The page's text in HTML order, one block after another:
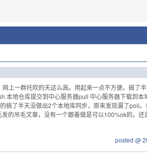
上一群托吹的天这么高。用起来一点不方便。搞了
本地仓库提交到中心服务器pull 中心服务器下载到
搞了半天没做出2个本地库同步，原来发现漏了poll
的吊毛文章，没有一个跟着做是可以100%ok的。
posted @